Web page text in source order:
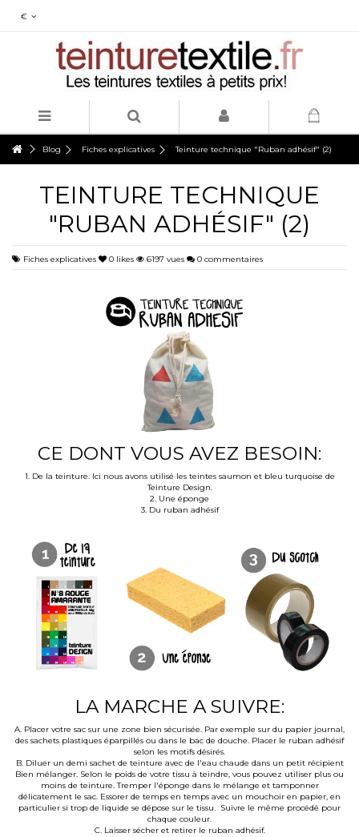
€
Blog Fiches explicatives Teinture technique "Ruban adhésif" (2)
TEINTURE TECHNIQUE
"RUBAN ADHÉSIF" (2)
Fiches explicatives 0 likes 6197 vues 0 commentaires
CE DONT VOUS AVEZ BESOIN:
1. De la teinture. Ici nous avons utilisé les teintes saumon et bleu turquoise de
Teinture Design.
2. Une éponge
3. Du ruban adhésif
LA MARCHE A SUIVRE:
A. Placer votre sac sur une zone bien sécurisée. Par exemple sur du papier journal,
des sachets plastiques éparpillés ou dans le bac de douche. Placer le ruban adhésif
selon les motifs désirés.
B. Diluer un demi sachet de teinture avec de l'eau chaude dans un petit récipient
Bien mélanger. Selon le poids de votre tissu à teindre, vous pouvez utiliser plus ou
moins de teinture. Tremper l'éponge dans le mélange et tamponner
délicatement le sac. Essorer de temps en temps avec un mouchoir en papier, en
particulier si trop de liquide se dépose sur le tissu. Suivre le même procédé pour
chaque couleur.
C. Laisser sécher et retirer le ruban adhésif.